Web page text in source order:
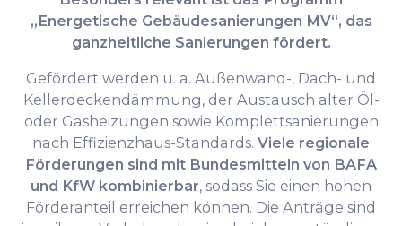
„Energetische Gebäudesanierungen MV“, das
ganzheitliche Sanierungen fördert.
Gefördert werden u. a. Außenwand-, Dach- und
Kellerdeckendämmung, der Austausch alter Öl-
oder Gasheizungen sowie Komplettsanierungen
nach Effizienzhaus-Standards. Viele regionale
Förderungen sind mit Bundesmitteln von BAFA
und KfW kombinierbar, sodass Sie einen hohen
Förderanteil erreichen können. Die Anträge sind